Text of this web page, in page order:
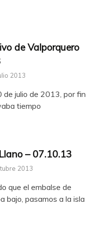
de Valporquero
2013
de julio de 2013, por fin
tiempo
– 07.10.13
2013
que el embalse de
bajo, pasamos a la isla